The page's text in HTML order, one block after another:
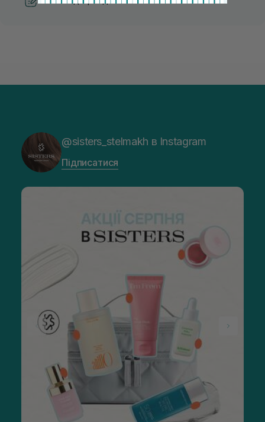
@sisters_stelmakh в Instagram
Підписатися